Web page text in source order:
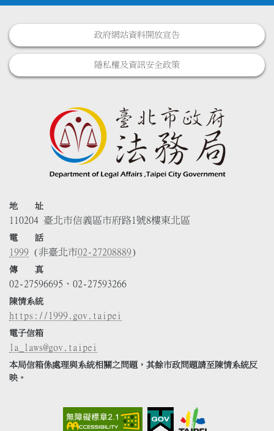
政府網站資料開放宣告
隱私權及資訊安全政策
地 址
110204 臺北市信義區市府路1號8樓東北區
電 話
1999 (非臺北市02-27208889)
傳 真
02-27596695、02-27593266
陳情系統
https://1999.gov.taipei
電子信箱
la_laws@gov.taipei
本局信箱係處理與系統相關之問題，其餘市政問題請至陳情系統反
映。